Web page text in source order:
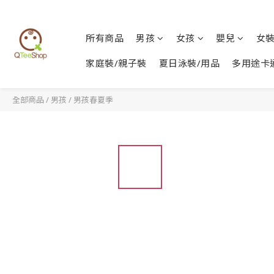
所有商品 男孩 女孩 嬰兒 女
家庭裝/親子裝 夏日泳裝/用品 多用途卡
全部商品 / 男孩 / 男孩春夏季